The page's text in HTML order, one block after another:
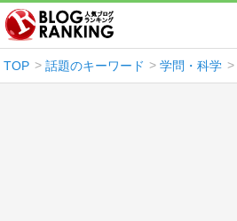
TOP 話題のキーワード 学問・科学